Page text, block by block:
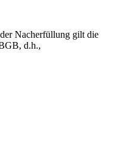
Nacherfüllung gilt die
d.h.,